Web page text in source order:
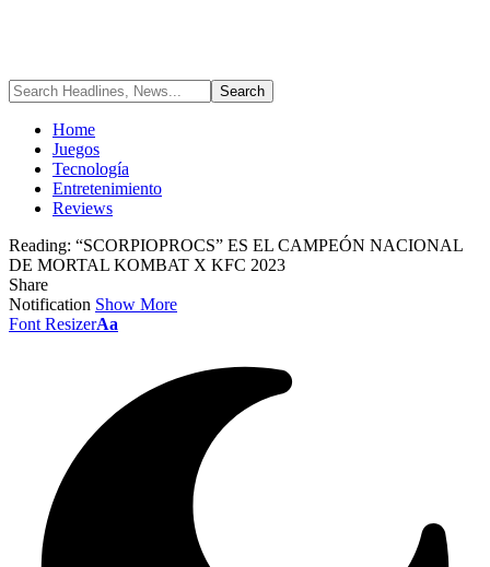
Home
Juegos
Tecnología
Entretenimiento
Reviews
Reading: “SCORPIOPROCS” ES EL CAMPEÓN NACIONAL
DE MORTAL KOMBAT X KFC 2023
Share
Notification Show More
Font ResizerAa